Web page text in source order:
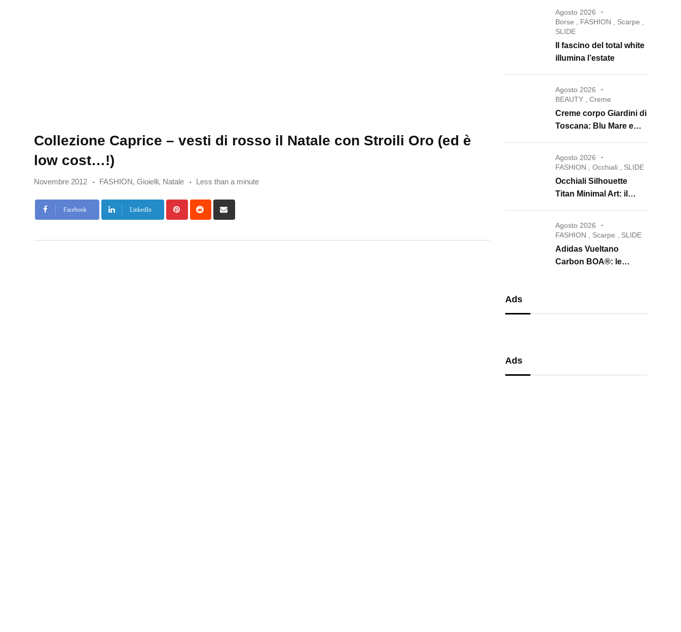
Collezione Caprice – vesti di rosso il Natale con Stroili Oro (ed è
low cost…!)
Novembre 2012 FASHION, Gioielli, Natale Less than a minute
Facebook LinkedIn PinterestReddit
via
Agosto 2026
Borse
FASHION Scarpe
SLIDE
Il fascino del total white
illumina l’estate
Agosto 2026
BEAUTY
Creme
Creme corpo Giardini di
Toscana: Blu Mare e
di lusso
Agosto 2026
FASHION
Occhiali SLIDE
Occhiali Silhouette
Titan Minimal Art: il
conquista il 2026
Agosto 2026
FASHION
Scarpe SLIDE
Adidas Vueltano
Carbon BOA®: le
precisione
Ads
Ads